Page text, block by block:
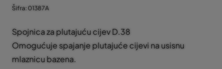
Šifra: 01387A
Spojnica za plutajuću cijev D.38
Omogućuje spajanje plutajuće cijevi na usisnu
mlaznicu bazena.